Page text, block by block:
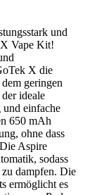
und
Vape Kit!
X die
geringen
ideale
einfache
650 mAh
ohne dass
Aspire
sodass
dampfen. Die
ermöglicht es